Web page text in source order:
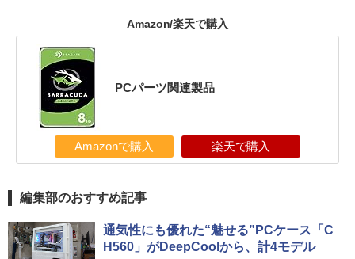
Amazon/楽天で購入
PCパーツ関連製品
Amazonで購入 楽天で購入
編集部のおすすめ記事
通気性にも優れた“魅せる”PCケース「C
H560」がDeepCoolから、計4モデル